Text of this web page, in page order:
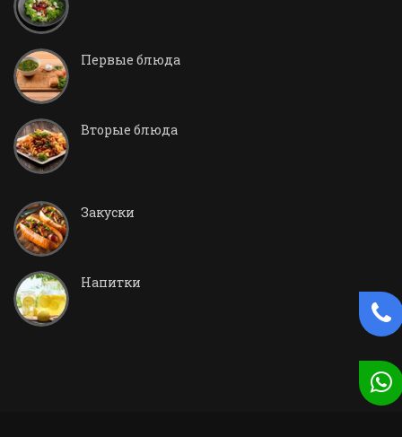
Первые блюда
Вторые блюда
Закуски
Напитки